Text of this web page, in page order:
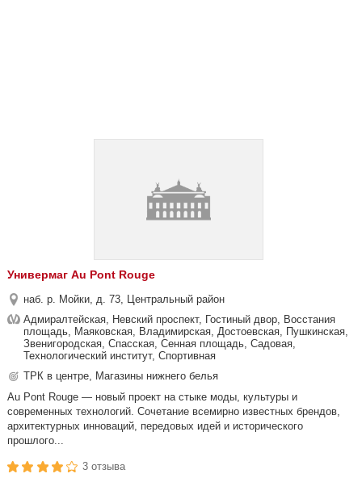
Универмаг Au Pont Rouge
наб. р. Мойки, д. 73, Центральный район
Адмиралтейская, Невский проспект, Гостиный двор, Восстания
площадь, Маяковская, Владимирская, Достоевская, Пушкинская,
Звенигородская, Спасская, Сенная площадь, Садовая,
Технологический институт, Спортивная
ТРК в центре, Магазины нижнего белья
Au Pont Rouge — новый проект на стыке моды, культуры и
современных технологий. Сочетание всемирно известных брендов,
архитектурных инноваций, передовых идей и исторического
прошлого...
3 отзыва